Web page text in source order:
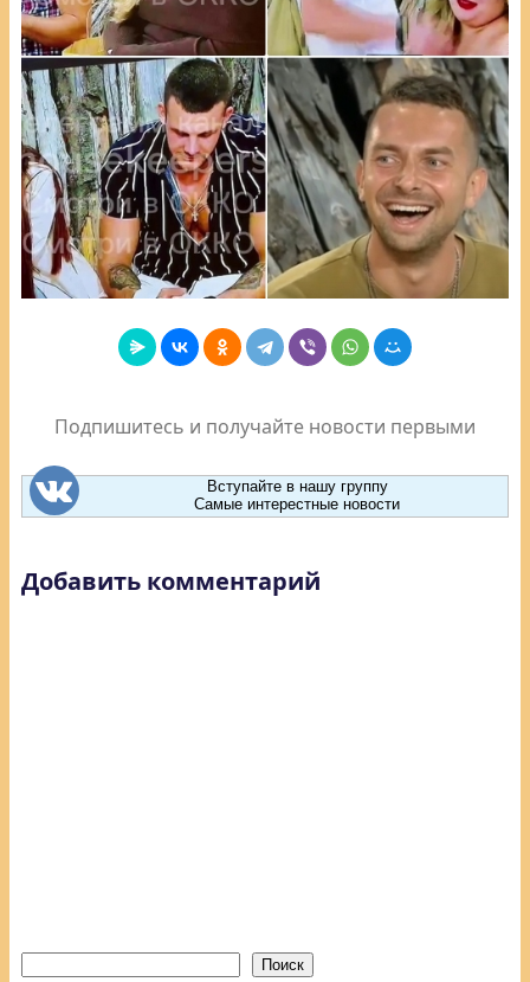
Подпишитесь и получайте новости первыми
Вступайте в нашу группу
Самые интерестные новости
Добавить комментарий
Поиск